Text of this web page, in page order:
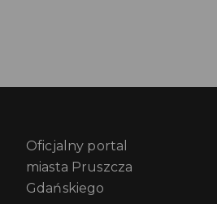
Oficjalny portal
miasta Pruszcza
Gdańskiego